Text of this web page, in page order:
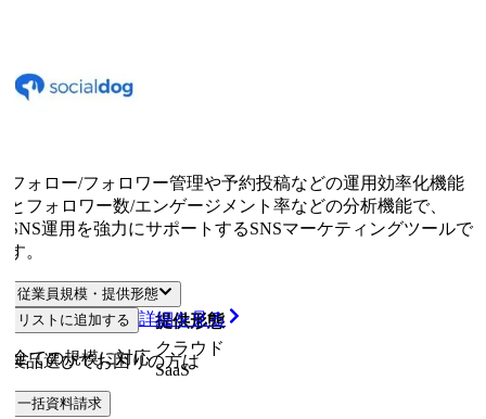
ォロー/フォロワー管理や予約投稿などの運用効率化機能
フォロワー数/エンゲージメント率などの分析機能で、
運用を強力にサポートするSNSマーケティングツールで
。
従業員規模・提供形態
従業員規模
提供形態
ての規模に対応
クラウド
SaaS
リストに追加する 詳細を見る
品選びでお困りの方は
一括資料請求